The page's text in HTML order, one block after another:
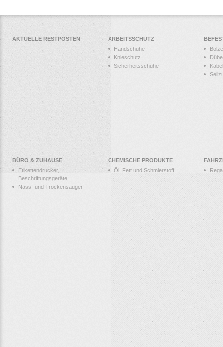
AKTUELLE RESTPOSTEN
ARBEITSSCHUTZ
Handschuhe
Knieschutz
Sicherheitsschuhe
Dübel
BÜRO & ZUHAUSE
Etikettendrucker,
Beschriftungsgeräte
Nass- und Trockensauger
CHEMISCHE PRODUKTE
Öl, Fett und Schmierstoff